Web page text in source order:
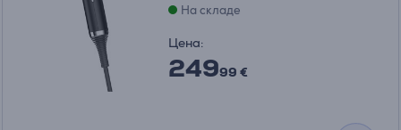
На складе
Цена:
24999 €